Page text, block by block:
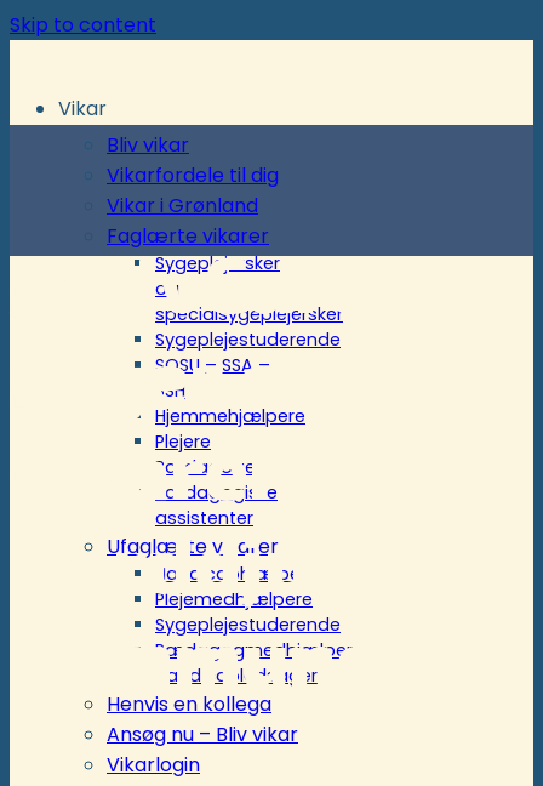
Skip to content
Vikar
Bliv vikar
Vikarfordele til dig
Vikar i Grønland
Faglærte vikarer
Sygeplejersker
og
specialsygeplejersker
Sygeplejestuderende
SOSU – SSA –
SSH
Hjemmehjælpere
Plejere
Pædagoger
Pædagogiske
assistenter
Ufaglærte vikarer
Handicaphjælper
Plejemedhjælpere
Sygeplejestuderende
Pædagogmedhjælper
Handicapledsager
Henvis en kollega
Ansøg nu – Bliv vikar
Vikarlogin
ActivCare
søger erfarne
vikarer til
Norddjurs
Kommune